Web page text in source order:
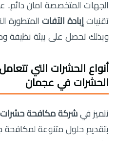
الجهات المتخصصة امان دائم.
تقنيات إبادة الآفات المتطورة
وبذلك تحصل على بيئة نظيفة
أنواع الحشرات التي
الحشرات في عجمان
نتميز في شركة مكافحة
بتقديم حلول متنوعة لمكافحة